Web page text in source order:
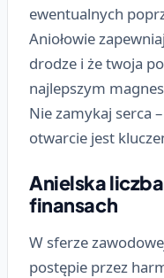
ewentualnych
Aniołowie
drodze i że twoja
najlepszym
Nie zamykaj serca
otwarcie jest
Anielska liczba
finansach
W sferze
postępie przez